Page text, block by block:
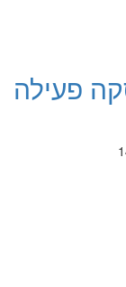
פעילה